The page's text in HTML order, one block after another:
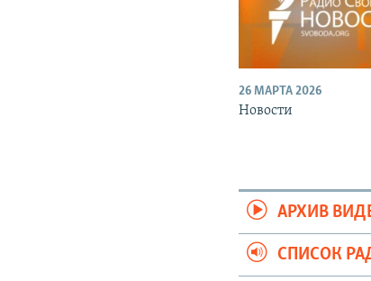
26 МАРТА 2026
Новости
АРХИВ
СПИСОК